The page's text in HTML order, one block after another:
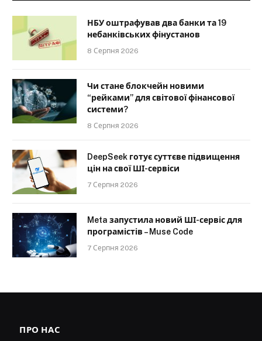
НБУ оштрафував два банки та 19
небанківських фінустанов
8 Серпня 2026
Чи стане блокчейн новими
“рейками” для світової фінансової
системи?
8 Серпня 2026
DeepSeek готує суттєве підвищення
цін на свої ШІ-сервіси
7 Серпня 2026
Meta запустила новий ШІ-сервіс для
програмістів – Muse Code
7 Серпня 2026
ПРО НАС